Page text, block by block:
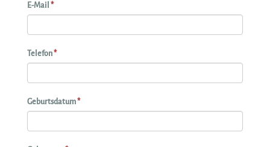
E-Mail *
Telefon *
Geburtsdatum *